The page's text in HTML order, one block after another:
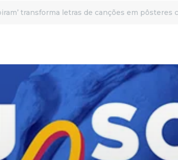
transforma letras de canções em